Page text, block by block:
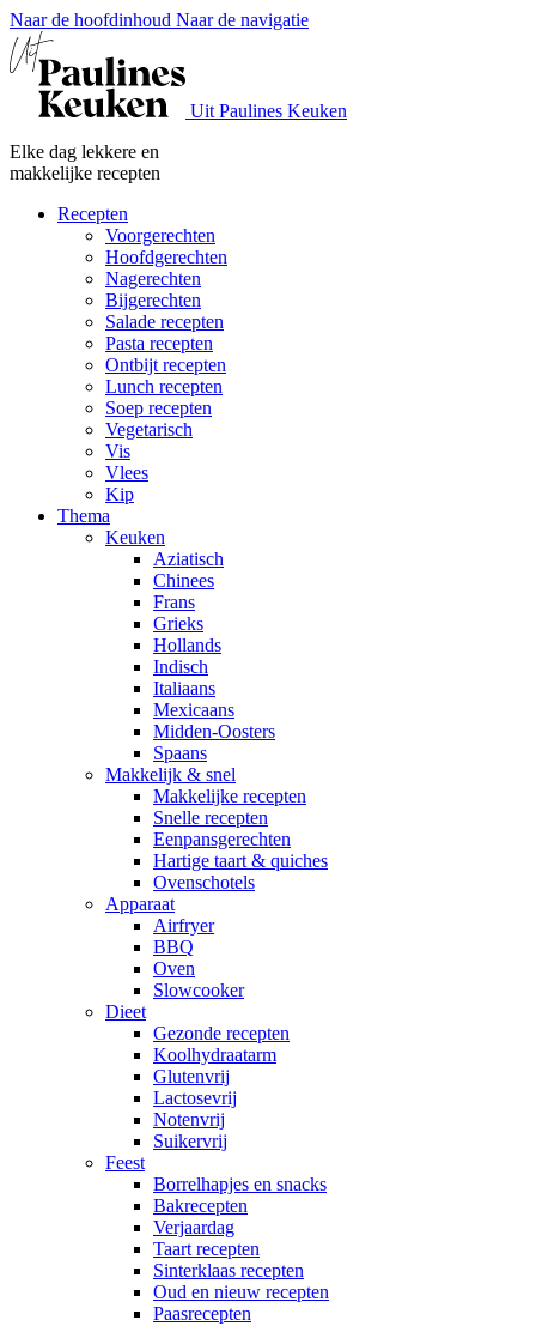
Naar de hoofdinhoud Naar de navigatie
Uit Paulines Keuken
Elke dag lekkere en
makkelijke recepten
Recepten
Voorgerechten
Hoofdgerechten
Nagerechten
Bijgerechten
Salade recepten
Pasta recepten
Ontbijt recepten
Lunch recepten
Soep recepten
Vegetarisch
Vis
Vlees
Kip
Thema
Keuken
Aziatisch
Chinees
Frans
Grieks
Hollands
Indisch
Italiaans
Mexicaans
Midden-Oosters
Spaans
Makkelijk & snel
Makkelijke recepten
Snelle recepten
Eenpansgerechten
Hartige taart & quiches
Ovenschotels
Apparaat
Airfryer
BBQ
Oven
Slowcooker
Dieet
Gezonde recepten
Koolhydraatarm
Glutenvrij
Lactosevrij
Notenvrij
Suikervrij
Feest
Borrelhapjes en snacks
Bakrecepten
Verjaardag
Taart recepten
Sinterklaas recepten
Oud en nieuw recepten
Paasrecepten